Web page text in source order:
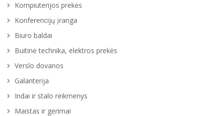
Kompiuterijos prekės
Konferencijų įranga
Biuro baldai
Buitinė technika, elektros prekės
Verslo dovanos
Galanterija
Indai ir stalo reikmenys
Maistas ir gėrimai